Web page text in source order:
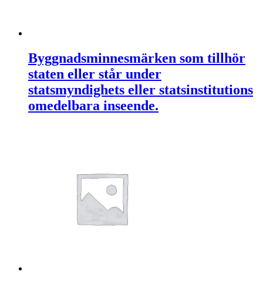
Byggnadsminnesmärken som tillhör
staten eller står under
statsmyndighets eller statsinstitutions
omedelbara inseende.